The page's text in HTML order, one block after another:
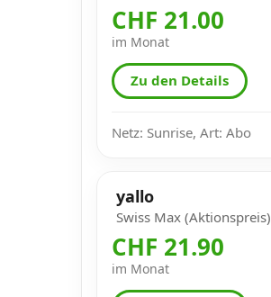
CHF 21.00
im Monat
Zu den Details
Netz: Sunrise, Art: Abo
yallo
Swiss Max (Aktionspreis)
CHF 21.90
im Monat